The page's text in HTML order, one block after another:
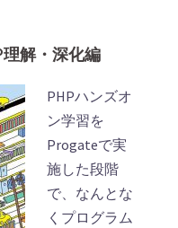
理解・深化編
PHPハンズオ
ン学習を
Progateで実
施した段階
で、なんとな
くプログラム